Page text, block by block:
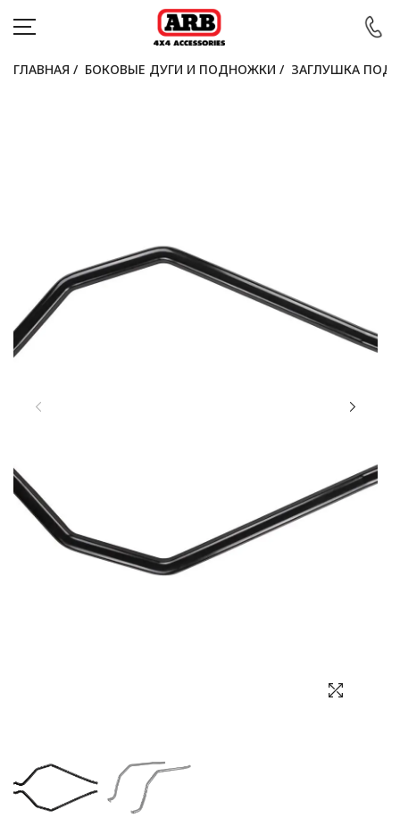
ПОКУПАТЕЛЯМ
КОНТАКТЫ
Войти
Выбор валюты
ГЛАВНАЯ / БОКОВЫЕ ДУГИ И ПОДНОЖКИ / ЗАГЛУШКА